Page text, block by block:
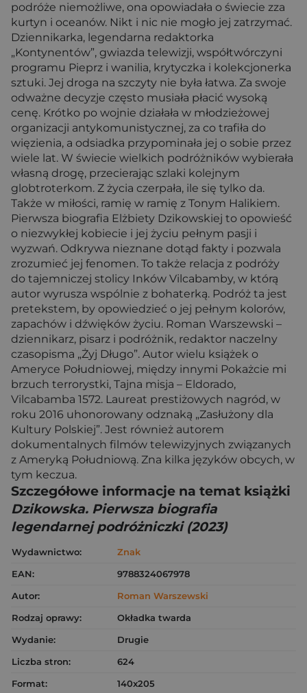
podróże niemożliwe, ona opowiadała o świecie zza
kurtyn i oceanów. Nikt i nic nie mogło jej zatrzymać.
Dziennikarka, legendarna redaktorka
„Kontynentów”, gwiazda telewizji, współtwórczyni
programu Pieprz i wanilia, krytyczka i kolekcjonerka
sztuki. Jej droga na szczyty nie była łatwa. Za swoje
odważne decyzje często musiała płacić wysoką
cenę. Krótko po wojnie działała w młodzieżowej
organizacji antykomunistycznej, za co trafiła do
więzienia, a odsiadka przypominała jej o sobie przez
wiele lat. W świecie wielkich podróżników wybierała
własną drogę, przecierając szlaki kolejnym
globtroterkom. Z życia czerpała, ile się tylko da.
Także w miłości, ramię w ramię z Tonym Halikiem.
Pierwsza biografia Elżbiety Dzikowskiej to opowieść
o niezwykłej kobiecie i jej życiu pełnym pasji i
wyzwań. Odkrywa nieznane dotąd fakty i pozwala
zrozumieć jej fenomen. To także relacja z podróży
do tajemniczej stolicy Inków Vilcabamby, w którą
autor wyrusza wspólnie z bohaterką. Podróż ta jest
pretekstem, by opowiedzieć o jej pełnym kolorów,
zapachów i dźwięków życiu. Roman Warszewski –
dziennikarz, pisarz i podróżnik, redaktor naczelny
czasopisma „Żyj Długo”. Autor wielu książek o
Ameryce Południowej, między innymi Pokażcie mi
brzuch terrorystki, Tajna misja – Eldorado,
Vilcabamba 1572. Laureat prestiżowych nagród, w
roku 2016 uhonorowany odznaką „Zasłużony dla
Kultury Polskiej”. Jest również autorem
dokumentalnych filmów telewizyjnych związanych
z Ameryką Południową. Zna kilka języków obcych, w
tym keczua.
Szczegółowe informacje na temat książki
Dzikowska. Pierwsza biografia
legendarnej podróżniczki (2023)
Wydawnictwo:
Znak
EAN:
9788324067978
Autor:
Roman Warszewski
Rodzaj oprawy:
Okładka twarda
Wydanie:
Drugie
Liczba stron:
624
Format:
140x205